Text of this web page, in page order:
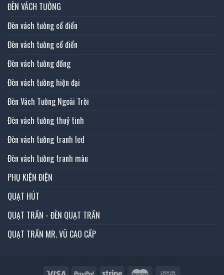
ĐÈN VÁCH TƯỜNG
Đèn vách tường cổ điển
Đèn vách tường cổ điển
Đèn vách tường đồng
Đèn vách tường hiện đại
Đèn Vách Tường Ngoài Trời
Đèn vách tường thuỷ tinh
Đèn vách tường tranh led
Đèn vách tường tranh màu
PHỤ KIỆN ĐIỆN
QUẠT HÚT
QUẠT TRẦN - ĐÈN QUẠT TRẦN
QUẠT TRẦN MR. VŨ CAO CẤP